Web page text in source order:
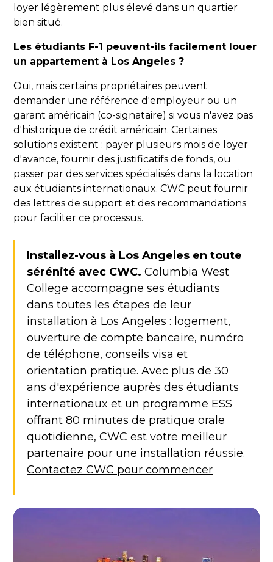
loyer légèrement plus élevé dans un quartier
bien situé.
Les étudiants F-1 peuvent-ils facilement louer
un appartement à Los Angeles ?
Oui, mais certains propriétaires peuvent
demander une référence d'employeur ou un
garant américain (co-signataire) si vous n'avez pas
d'historique de crédit américain. Certaines
solutions existent : payer plusieurs mois de loyer
d'avance, fournir des justificatifs de fonds, ou
passer par des services spécialisés dans la location
aux étudiants internationaux. CWC peut fournir
des lettres de support et des recommandations
pour faciliter ce processus.
Installez-vous à Los Angeles en toute
sérénité avec CWC. Columbia West
College accompagne ses étudiants
dans toutes les étapes de leur
installation à Los Angeles : logement,
ouverture de compte bancaire, numéro
de téléphone, conseils visa et
orientation pratique. Avec plus de 30
ans d'expérience auprès des étudiants
internationaux et un programme ESS
offrant 80 minutes de pratique orale
quotidienne, CWC est votre meilleur
partenaire pour une installation réussie.
Contactez CWC pour commencer